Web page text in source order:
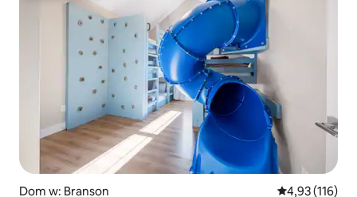
Dom w: Branson Średnia
4,93 (116)